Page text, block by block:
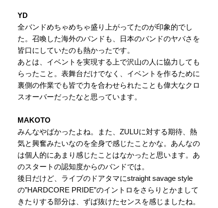
YD
全バンドめちゃめちゃ盛り上がってたのが印象的でし
た。召喚した海外のバンドも、日本のバンドのヤバさを
皆口にしていたのも熱かったです。
あとは、イベントを実現する上で沢山の人に協力しても
らったこと。表舞台だけでなく、イベントを作るために
裏側の作業でも皆で力を合わせられたことも偉大なクロ
スオーバーだったなと思っています。
MAKOTO
みんなやばかったよね。また、ZULUに対する期待、熱
気と興奮みたいなのを全身で感じたことかな。あんなの
は個人的にあまり感じたことはなかったと思います。あ
のスタートの認知度からのバンドでは。
後日だけど、ライブのドアタマにstraight savage style
の”HARDCORE PRIDE”のイントロをさらりとかまして
きたりする部分は、ずば抜けたセンスを感じましたね。